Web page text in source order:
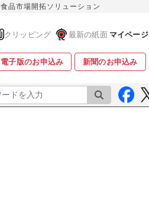
食品市場開拓ソリューション
クリッピング 最新の紙面 マイページ
電子版のお申込み 新聞のお申込み
検索